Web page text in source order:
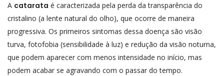
A catarata é caracterizada pela perda da transparência do
cristalino (a lente natural do olho), que ocorre de maneira
progressiva. Os primeiros sintomas dessa doença são visão
turva, fotofobia (sensibilidade à luz) e redução da visão noturna,
que podem aparecer com menos intensidade no início, mas
podem acabar se agravando com o passar do tempo.